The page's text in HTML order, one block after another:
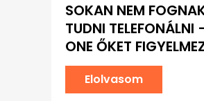
SOKAN NEM
TUDNI TELEFONÁLNI
ONE ŐKET
Elolvasom